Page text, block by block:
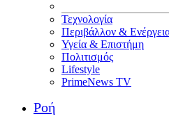
Τεχνολογία
Περιβάλλον &
Υγεία & Επιστήμη
Πολιτισμός
Lifestyle
PrimeNews TV
Ροή